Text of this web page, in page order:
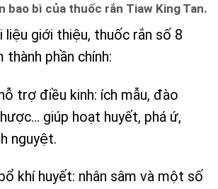
bao bì của thuốc rắn Tiaw King Tan.
liệu giới thiệu, thuốc rắn số 8
thành phần chính:
trợ điều kinh: ích mẫu, đào
giúp hoạt huyết, phá ứ,
nguyệt.
khí huyết: nhân sâm và một số